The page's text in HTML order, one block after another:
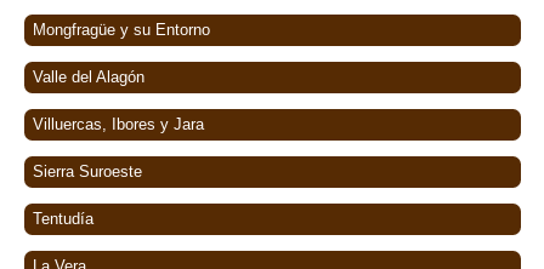
Mongfragüe y su Entorno
Valle del Alagón
Villuercas, Ibores y Jara
Sierra Suroeste
Tentudía